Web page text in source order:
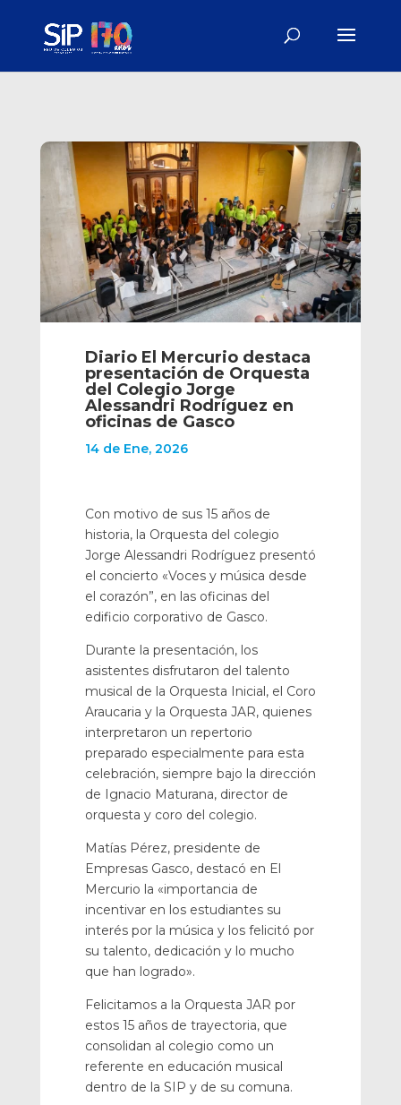
Diario El Mercurio destaca
presentación de Orquesta
del Colegio Jorge
Alessandri Rodríguez en
oficinas de Gasco
14 de Ene, 2026
Con motivo de sus 15 años de
historia, la Orquesta del colegio
Jorge Alessandri Rodríguez presentó
el concierto «Voces y música desde
el corazón”, en las oficinas del
edificio corporativo de Gasco.
Durante la presentación, los
asistentes disfrutaron del talento
musical de la Orquesta Inicial, el Coro
Araucaria y la Orquesta JAR, quienes
interpretaron un repertorio
preparado especialmente para esta
celebración, siempre bajo la dirección
de Ignacio Maturana, director de
orquesta y coro del colegio.
Matías Pérez, presidente de
Empresas Gasco, destacó en El
Mercurio la «importancia de
incentivar en los estudiantes su
interés por la música y los felicitó por
su talento, dedicación y lo mucho
que han logrado».
Felicitamos a la Orquesta JAR por
estos 15 años de trayectoria, que
consolidan al colegio como un
referente en educación musical
dentro de la SIP y de su comuna.